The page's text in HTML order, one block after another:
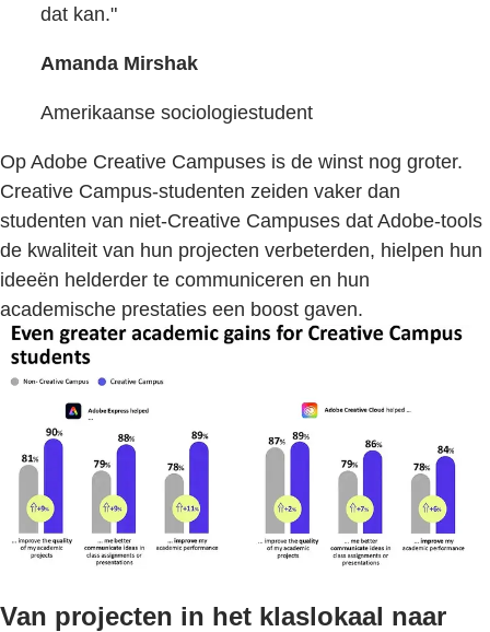
dat kan."
Amanda Mirshak
Amerikaanse sociologiestudent
Op Adobe Creative Campuses is de winst nog groter.
Creative Campus-studenten zeiden vaker dan
studenten van niet-Creative Campuses dat Adobe-tools
de kwaliteit van hun projecten verbeterden, hielpen hun
ideeën helderder te communiceren en hun
academische prestaties een boost gaven.
Van projecten in het klaslokaal naar